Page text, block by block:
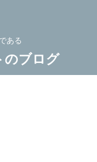
ある
のブログ